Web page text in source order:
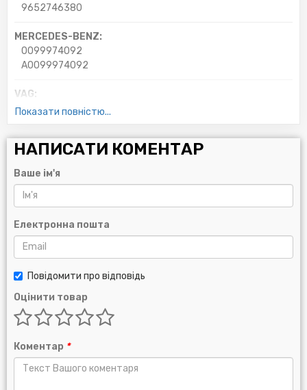
9652746380
MERCEDES-BENZ:
0099974092
A0099974092
VAG:
028260849A
038903137AA
038903137L
06H903137J
6H903137J
FORD:
1004484
1539603
9S518620CA
96MF6C301AC
BMW:
11281470027
11287636368
Показати повністю...
НАПИСАТИ КОМЕНТАР
Ваше ім'я
Електронна пошта
Повідомити про відповідь
Оцінити товар
Коментар *